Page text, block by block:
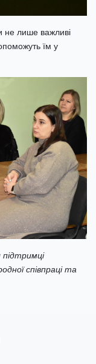
лише важливі
їм у
підтримці
співпраці та